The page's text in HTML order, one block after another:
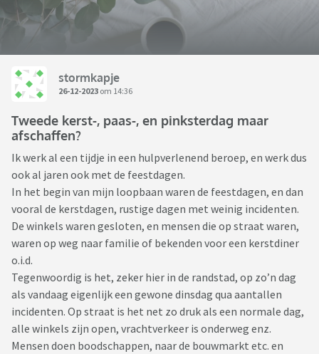
stormkapje
26-12-2023 om 14:36
Tweede kerst-, paas-, en pinksterdag maar
afschaffen?
Ik werk al een tijdje in een hulpverlenend beroep, en werk dus
ook al jaren ook met de feestdagen.
In het begin van mijn loopbaan waren de feestdagen, en dan
vooral de kerstdagen, rustige dagen met weinig incidenten.
De winkels waren gesloten, en mensen die op straat waren,
waren op weg naar familie of bekenden voor een kerstdiner
o.i.d.
Tegenwoordig is het, zeker hier in de randstad, op zo’n dag
als vandaag eigenlijk een gewone dinsdag qua aantallen
incidenten. Op straat is het net zo druk als een normale dag,
alle winkels zijn open, vrachtverkeer is onderweg enz.
Mensen doen boodschappen, naar de bouwmarkt etc. en